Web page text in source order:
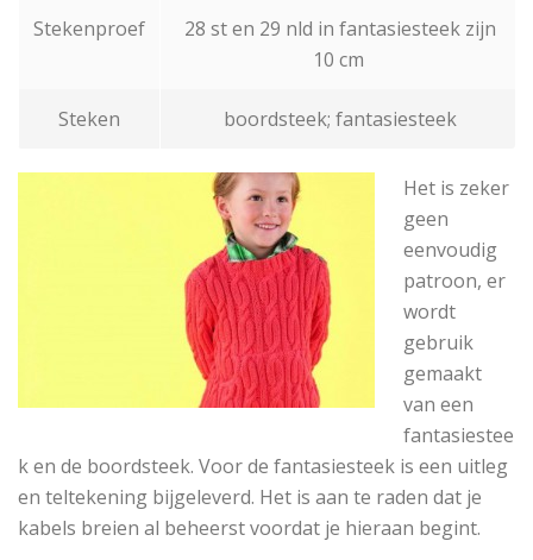
Stekenproef
28 st en 29 nld in fantasiesteek zijn
10 cm
Steken boordsteek; fantasiesteek
Het is zeker
geen
eenvoudig
patroon, er
wordt
gebruik
gemaakt
van een
fantasiestee
k en de boordsteek. Voor de fantasiesteek is een uitleg
en teltekening bijgeleverd. Het is aan te raden dat je
kabels breien al beheerst voordat je hieraan begint.